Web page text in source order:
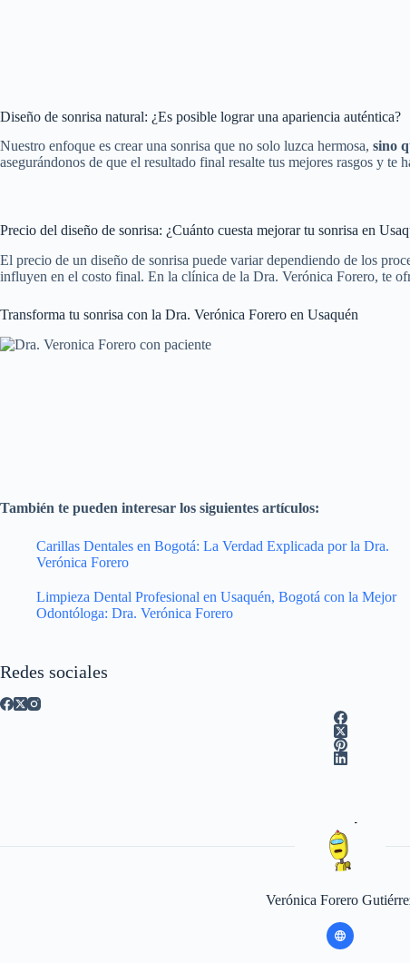
Diseño de sonrisa natural: ¿Es posible lograr una apariencia auténtica?
Nuestro enfoque es crear una sonrisa que no solo luzca hermosa, sino
asegurándonos de que el resultado final resalte tus mejores rasgos y
Precio del diseño de sonrisa: ¿Cuánto cuesta mejorar tu sonrisa en
El precio de un diseño de sonrisa puede variar dependiendo de los
influyen en el costo final. En la clínica de la Dra. Verónica Forero, te
Transforma tu sonrisa con la Dra. Verónica Forero en Usaquén
También te pueden interesar los siguientes artículos:
Carillas Dentales en Bogotá: La Verdad Explicada por la Dra.
Verónica Forero
Limpieza Dental Profesional en Usaquén, Bogotá con la Mejor
Odontóloga: Dra. Verónica Forero
Redes sociales
Verónica Forero